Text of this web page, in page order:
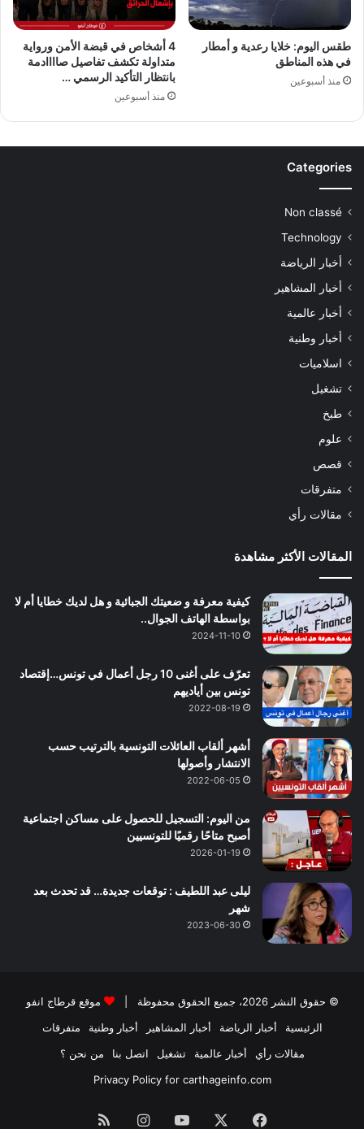
طقس اليوم: خلايا رعدية و أمطار
في هذه المناطق
منذ أسبوعين
4 أشخاص في قبضة الأمن ورواية
متداولة تكشف تفاصيل صاااادمة
بانتظار التأكيد الرسمي …
منذ أسبوعين
Categories
Non classé
Technology
أخبار الرياضة
أخبار المشاهير
أخبار عالمية
أخبار وطنية
اسلاميات
تشغيل
طبخ
علوم
قصص
متفرقات
مقالات رأي
المقالات الأكثر مشاهدة
كيفية معرفة و ضعيتك الجبائية و هل لديك خطايا أم لا
بواسطة الهاتف الجوال..
2024-11-10
تعرّف على أغنى 10 رجل أعمال في تونس…إقتصاد
تونس بين أياديهم
2022-08-19
أشهر ألقاب العائلات التونسية بالترتيب حسب
الانتشار وأصولها
2022-06-05
من اليوم: التسجيل للحصول على مساكن اجتماعية
أصبح متاحًا رقميًا للتونسيين
2026-01-19
ليلى عبد اللطيف : توقعات جديدة… قد تحدث بعد
شهر
2023-06-30
© حقوق النشر 2026، جميع الحقوق محفوظة |
موقع قرطاج انفو
الرئيسية
أخبار الرياضة أخبار المشاهير أخبار وطنية
متفرقات
مقالات رأي
أخبار عالمية تشغيل اتصل بنا
من نحن ؟
Privacy Policy for carthageinfo.com
فيسبوك ‫YouTubeانستقرام